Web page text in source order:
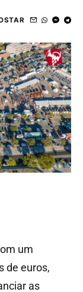
um
de euros,
as